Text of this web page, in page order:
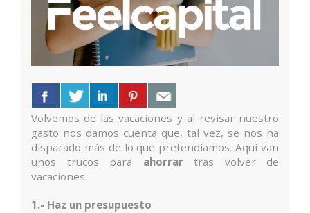
Volvemos de las vacaciones y al revisar nuestro
gasto nos damos cuenta que, tal vez, se nos ha
disparado más de lo que pretendíamos. Aquí van
unos trucos para ahorrartras volver de
vacaciones.
1.- Haz un presupuesto